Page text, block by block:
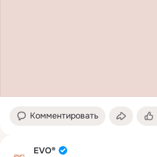
Комментировать
EVO®